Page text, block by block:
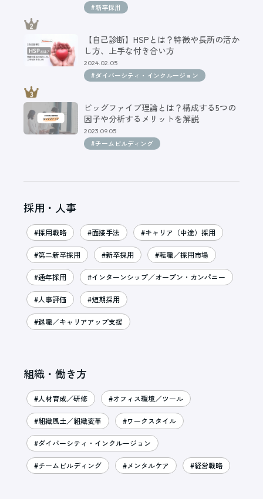
#新卒採用
【自己診断】HSPとは？特徴や長所の活か
し方、上手な付き合い方
2024.02.05
#ダイバーシティ・インクルージョン
ビッグファイブ理論とは？構成する5つの
因子や分析するメリットを解説
2023.09.05
#チームビルディング
採用・人事
#採用戦略 #面接手法 #キャリア（中途）採用
#第二新卒採用 #新卒採用 #転職／採用市場
#通年採用 #インターンシップ／オープン・カンパニー
#人事評価 #短期採用
#退職／キャリアアップ支援
組織・働き方
#人材育成／研修 #オフィス環境／ツール
#組織風土／組織変革 #ワークスタイル
#ダイバーシティ・インクルージョン
#チームビルディング #メンタルケア #経営戦略